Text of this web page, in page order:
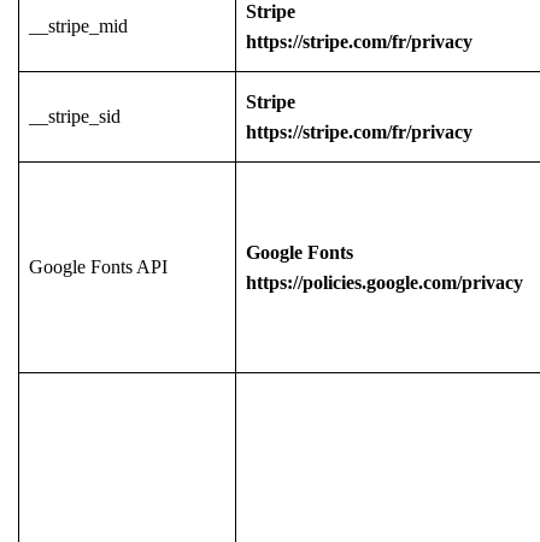
__stripe_mid
Stripe
https://stripe.com/fr/privacy
__stripe_sid
Stripe
https://stripe.com/fr/privacy
Google Fonts API
Google Fonts
https://policies.google.com/privacy